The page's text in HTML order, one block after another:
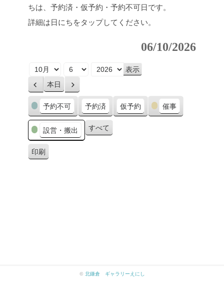
ちは、予約済・仮予約・予約不可日です。
詳細は日にちをタップしてください。
06/10/2026
月
日
年
前
へ
本日
次
へ
カ
テ
ゴ
リ
ー
予約不可 予約済 仮予約 催事
設営・搬出 すべて
印刷
© 北鎌倉 ギャラリーえにし